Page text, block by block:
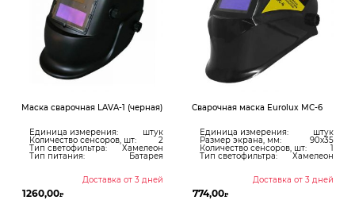
Маска сварочная LAVA-1 (черная)
Единица измерения: штук
Количество сенсоров, шт: 2
Тип светофильтра: Хамелеон
Тип питания: Батарея
Доставка от 3 дней
1260,00₽
Сварочная маска Eurolux МС-6
Единица измерения: штук
Размер экрана, мм: 90х35
Количество сенсоров, шт: 1
Тип светофильтра: Хамелеон
Доставка от 3 дней
774,00₽